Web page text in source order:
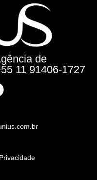
de
11 91406-1727